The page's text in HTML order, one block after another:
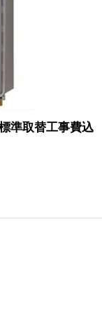
準取替工事費込